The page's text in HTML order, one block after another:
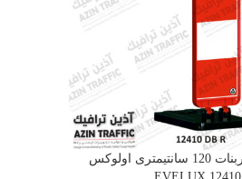
بولارد پلی کربنات 120 سانتیمتری اولوکس